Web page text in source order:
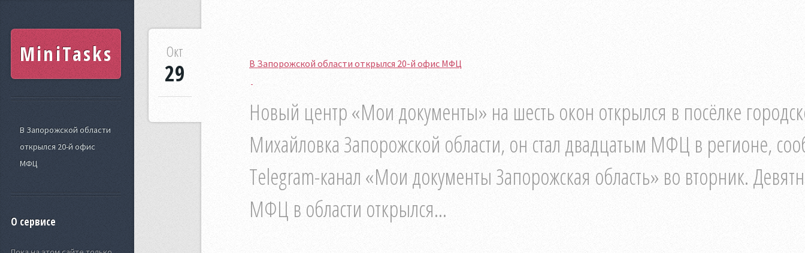
MiniTasks
В Запорожской области
открылся 20-й офис
МФЦ
О сервисе
В Запорожской области открылся 20-й офис МФЦ
Новый центр «Мои документы» на шесть окон открылся в посёлке
Михайловка Запорожской области, он стал двадцатым МФЦ в регионе,
Telegram-канал «Мои документы Запорожская область» во вторник.
МФЦ в области открылся...
Окт
29